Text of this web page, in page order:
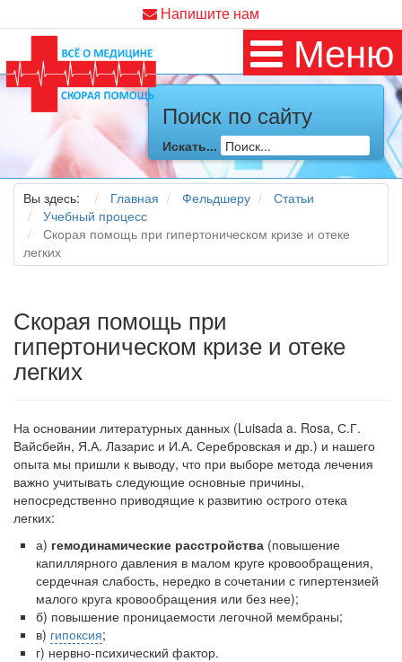
Напишите нам
Меню
Поиск по сайту
Искать...
Вы здесь: Главная Фельдшеру
Статьи
Учебный процесс
Скорая помощь при гипертоническом кризе и отеке
легких
Скорая помощь при
гипертоническом кризе и отеке
легких
На основании литературных данных (Luisada a. Rosa, С.Г.
Вайсбейн, Я.А. Лазарис и И.А. Серебровская и др.) и нашего
опыта мы пришли к выводу, что при выборе метода лечения
важно учитывать следующие основные причины,
непосредственно приводящие к развитию острого отека
легких:
а) гемодинамические расстройства (повышение
капиллярного давления в малом круге кровообращения,
сердечная слабость, нередко в сочетании с гипертензией
малого круга кровообращения или без нее);
б) повышение проницаемости легочной мембраны;
в) гипоксия;
г) нервно-психический фактор.